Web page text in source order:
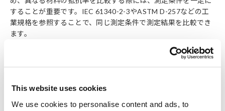
This website uses cookies
We use cookies to personalise content and ads, to
することが重要です。IEC 61340-2-3やASTM D-257などの工
業規格を参照することで、同じ測定条件で測定結果を比較でき
ます。
ハンディタイプのデジタルマルチメーターは、非常に低い抵抗
や非常に高い抵抗の測定には適していない場合があります。こ
は抵抗計、高抵抗材料には超絶縁計(エレクトロメータ)が適し
ています。